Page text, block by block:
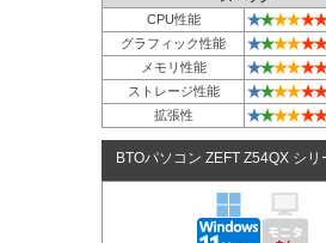
CPU性能
★★★★★★
グラフィック性能 ★★★★★★
メモリ性能 ★★★★★★
ストレージ性能 ★★★★★★
拡張性 ★★★★★★
BTOパソコン ZEFT Z54QX シリ